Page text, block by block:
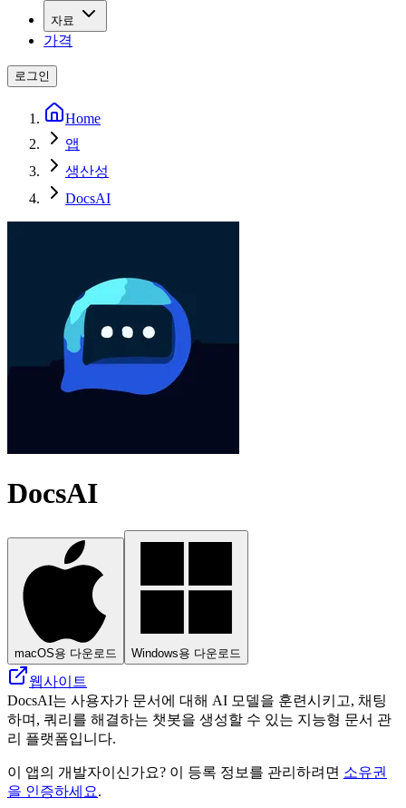
자료
가격
로그인
Home
앱
생산성
DocsAI
DocsAI
macOS용 다운로드 Windows용 다운로드
웹사이트
DocsAI는 사용자가 문서에 대해 AI 모델을 훈련시키고, 채팅
하며, 쿼리를 해결하는 챗봇을 생성할 수 있는 지능형 문서 관
리 플랫폼입니다.
이 앱의 개발자이신가요? 이 등록 정보를 관리하려면 소유권
을 인증하세요.